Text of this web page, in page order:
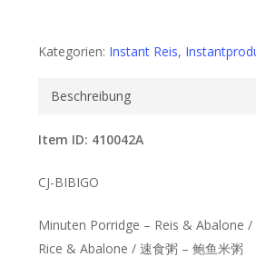
Kategorien: Instant Reis,
Beschreibung
Item ID: 410042A
CJ-BIBIGO
Minuten Porridge – Reis & Abalone
Rice & Abalone / 速食粥 – 鲍鱼米粥